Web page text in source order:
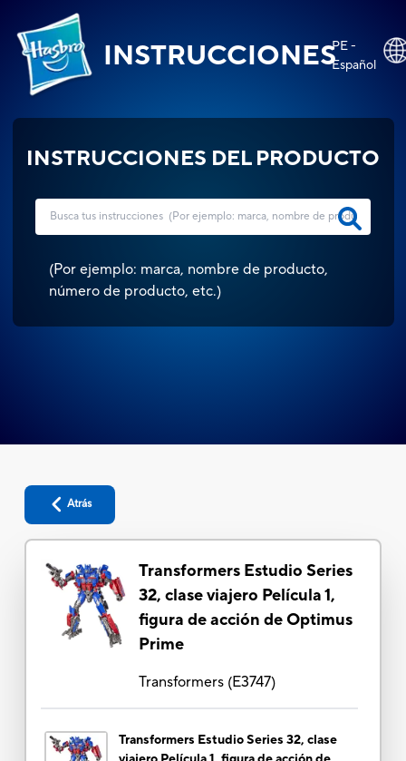
INSTRUCCIONESPE -
Español
INSTRUCCIONES DEL PRODUCTO
(Por ejemplo: marca, nombre de producto,
número de producto, etc.)
Atrás
Transformers Estudio Series
32, clase viajero Película 1,
figura de acción de Optimus
Prime
Transformers(E3747)
Transformers Estudio Series 32, clase